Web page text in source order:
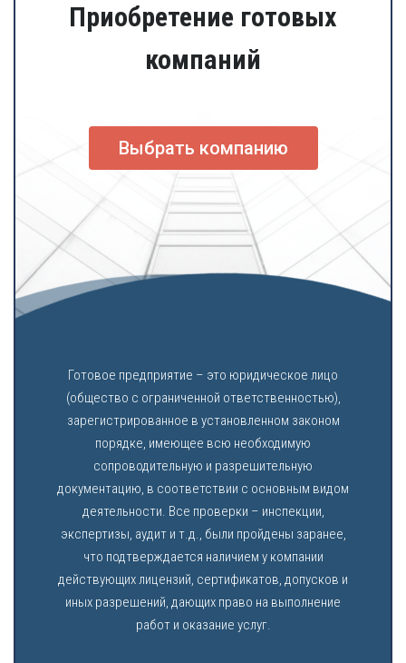
Приобретение готовых
компаний
Выбрать компанию
Готовое предприятие – это юридическое лицо
(общество с ограниченной ответственностью),
зарегистрированное в установленном законом
порядке, имеющее всю необходимую
сопроводительную и разрешительную
документацию, в соответствии с основным видом
деятельности. Все проверки – инспекции,
экспертизы, аудит и т.д., были пройдены заранее,
что подтверждается наличием у компании
действующих лицензий, сертификатов, допусков и
иных разрешений, дающих право на выполнение
работ и оказание услуг.